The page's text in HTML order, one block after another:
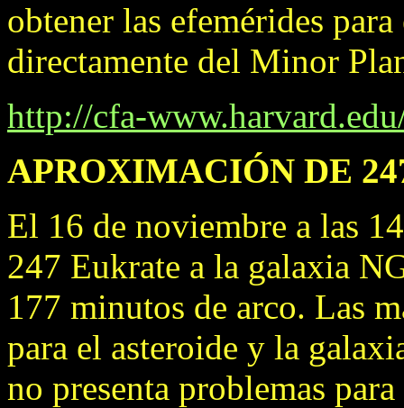
obtener las efemérides
directamente del Minor
http://cfa-
APROXIMACIÓN DE
El 16 de noviembre a las
247 Eukrate a la galaxia
177 minutos de arco. Las
para el asteroide y la
no presenta problemas